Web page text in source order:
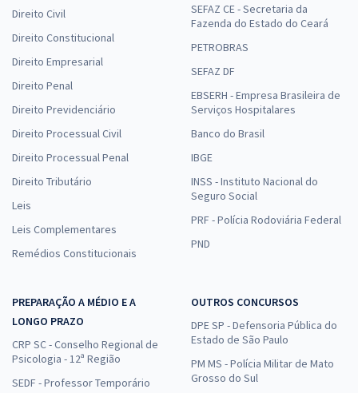
Direito Civil
Direito Constitucional
Direito Empresarial
Direito Penal
Direito Previdenciário
Direito Processual Civil
Direito Processual Penal
Direito Tributário
Leis
Leis Complementares
Remédios Constitucionais
SEFAZ CE - Secretaria da
Fazenda do Estado do Ceará
PETROBRAS
SEFAZ DF
EBSERH - Empresa Brasileira de
Serviços Hospitalares
Banco do Brasil
IBGE
INSS - Instituto Nacional do
Seguro Social
PRF - Polícia Rodoviária Federal
PND
PREPARAÇÃO A MÉDIO E A
LONGO PRAZO
CRP SC - Conselho Regional de
Psicologia - 12ª Região
SEDF - Professor Temporário
OUTROS CONCURSOS
DPE SP - Defensoria Pública do
Estado de São Paulo
PM MS - Polícia Militar de Mato
Grosso do Sul